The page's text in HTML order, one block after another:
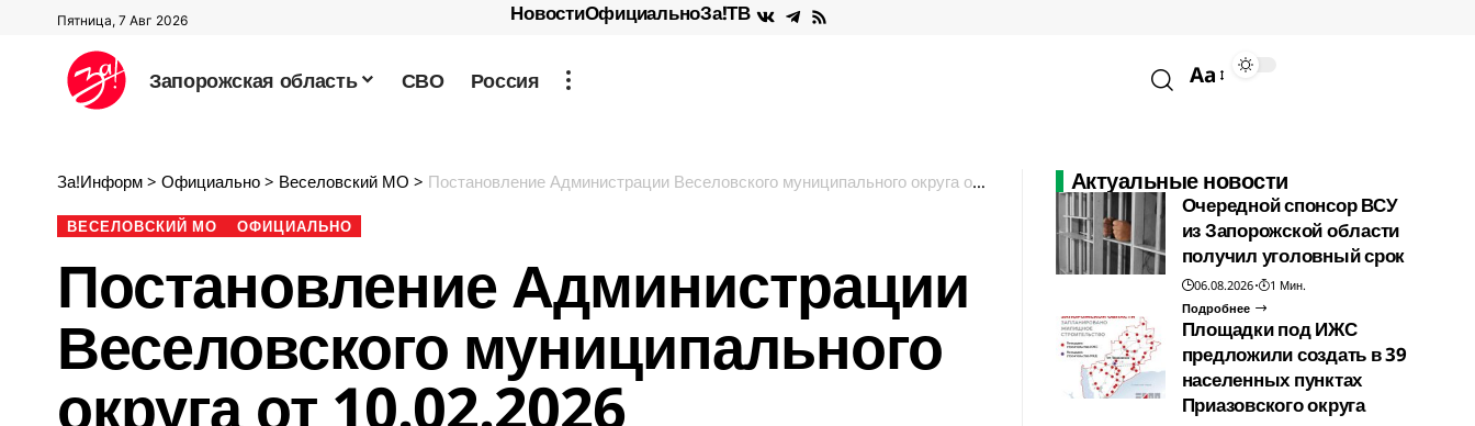
Пятница, 7 Авг 2026 НовостиОфициальноЗа!ТВ
Запорожская область СВО Россия Aa
За!Информ > Официально > Веселовский МО > Постановление Администрации Веселовского муниципального округа от 10.02.2026
ВЕСЕЛОВСКИЙ МО ОФИЦИАЛЬНО
Постановление Администрации
Веселовского муниципального
округа от 10.02.2026
Актуальные новости
Очередной спонсор ВСУ
из Запорожской области
получил уголовный срок
06.08.2026
1 Мин.
Подробнее
Площадки под ИЖС
предложили создать в 39
населенных пунктах
Приазовского округа